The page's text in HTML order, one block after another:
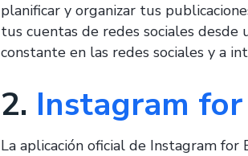
planificar y organizar tus
tus cuentas de redes sociales
constante en las redes sociales y a
2. Instagram for
La aplicación oficial de Instagram